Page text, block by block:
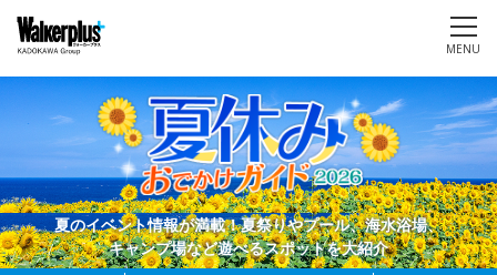
MENU
夏のイベント情報が満載！夏祭りやプール、海水浴場、
キャンプ場など遊べるスポットを大紹介